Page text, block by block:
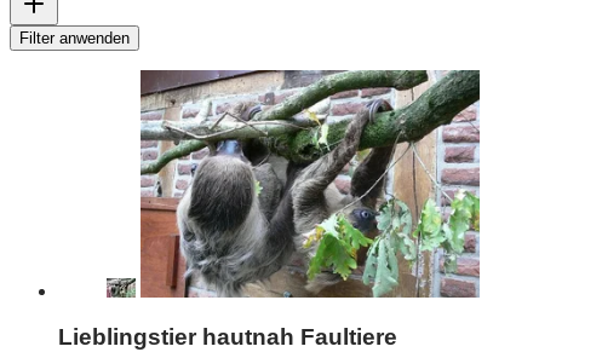
Filter anwenden
Lieblingstier hautnah Faultiere